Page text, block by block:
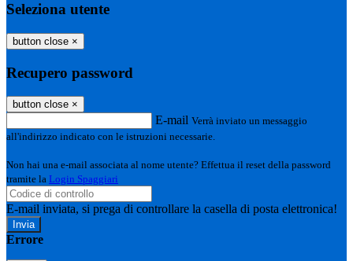
Seleziona utente
button close ×
Recupero password
button close ×
E-mail Verrà inviato un messaggio
all'indirizzo indicato con le istruzioni necessarie.
Non hai una e-mail associata al nome utente? Effettua il reset della password
tramite la Login Spaggiari
E-mail inviata, si prega di controllare la casella di posta elettronica!
Errore